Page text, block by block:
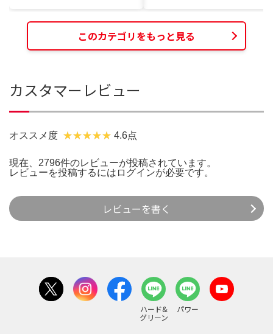
このカテゴリをもっと見る
カスタマーレビュー
オススメ度 4.6点
現在、2796件のレビューが投稿されています。
レビューを投稿するには ログインが必要です。
レビューを書く
ハード&
グリーン
パワー